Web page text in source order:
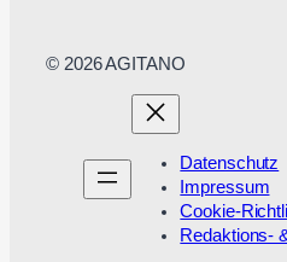
© 2026 AGITANO
Datenschutz
Impressum
Cookie-
Redaktions-